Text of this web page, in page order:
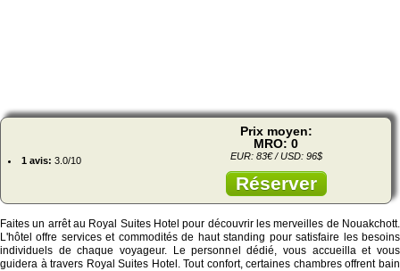
1 avis: 3.0/10
Prix moyen:
MRO: 0
EUR: 83€ / USD: 96$
Réserver
Faites un arrêt au Royal Suites Hotel pour découvrir les merveilles de Nouakchott.
L'hôtel offre services et commodités de haut standing pour satisfaire les besoins
individuels de chaque voyageur. Le personnel dédié, vous accueilla et vous
guidera à travers Royal Suites Hotel. Tout confort, certaines chambres offrent bain